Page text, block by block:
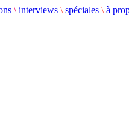
\ interviews \ spéciales \ à